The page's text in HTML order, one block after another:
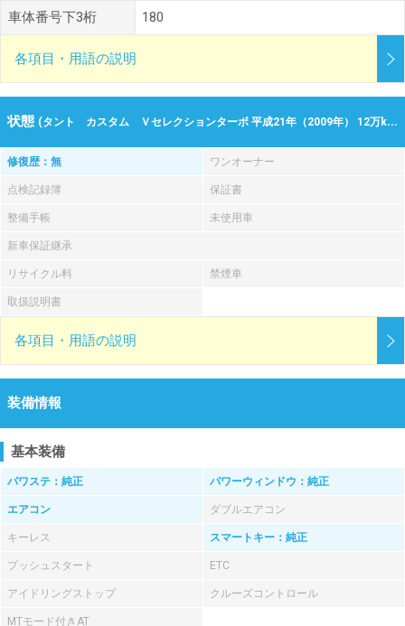
車体番号下3桁 180
各項目・用語の説明
状態 (タント カスタム Ｖセレクションターボ 平成21年（2009年） 12万km 愛媛県松山市)
修復歴：無 ワンオーナー
点検記録簿 保証書
整備手帳 未使用車
新車保証継承
リサイクル料 禁煙車
取扱説明書
各項目・用語の説明
装備情報
基本装備
パワステ：純正 パワーウィンドウ：純正
エアコン ダブルエアコン
キーレス スマートキー：純正
プッシュスタート ETC
アイドリングストップ クルーズコントロール
MTモード付きAT